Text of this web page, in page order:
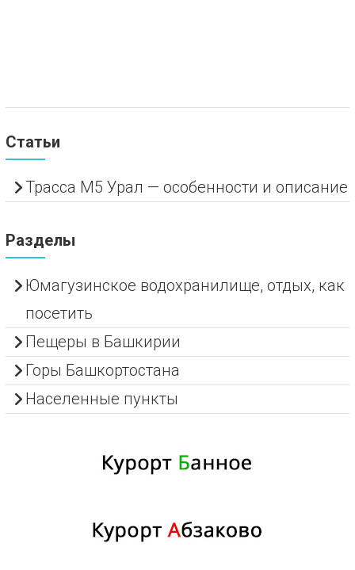
Статьи
Трасса М5 Урал — особенности и описание
Разделы
Юмагузинское водохранилище, отдых, как
посетить
Пещеры в Башкирии
Горы Башкортостана
Населенные пункты